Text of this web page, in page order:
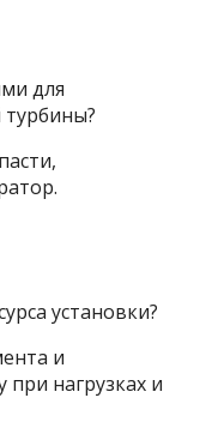
для
установки?
и
нагрузках и